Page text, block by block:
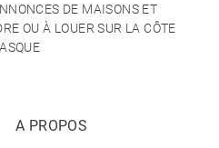
DE MAISONS ET
OU À LOUER SUR LA CÔTE
A PROPOS